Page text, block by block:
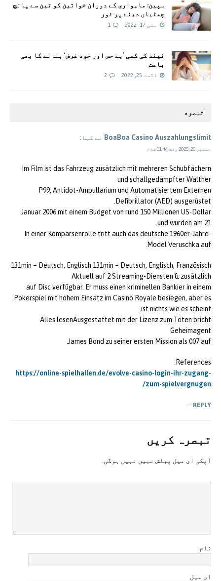
سپین: ماہواری کے دوران خواتین کو تین سے پانچ
چھٹیاں دینے پر غور
مئی 17, 2022 1
نیند کی کمی ’بے حس اور خود غرض‘ بنانے کا بھی
باعث
اگست 25, 2022 2
تبصره
BoaBoa Casino Auszahlungslimit نے کہا:
دسمبر 20, 2025 وقت 11:44 شام
Im Film ist das Fahrzeug zusätzlich mit mehreren Schubfächern
und schallgedämpfter Walther
P99, Antidot-Ampullarium und Automatisiertem Externen
Defibrillator (AED) ausgerüstet.
Januar 2006 mit einem Budget von rund 150 Millionen US-Dollar
und wurden am 21.
In einer Komparsenrolle tritt auch das deutsche 1960er-Jahre-
Model Veruschka auf.
131min – Deutsch, Englisch 131min – Deutsch, Englisch, Französisch
Aktuell auf 2 Streaming-Diensten & zusätzlich
auf Disc verfügbar. Er muss einen kriminellen Bankier in einem
Pokerspiel mit hohem Einsatz im Casino Royale besiegen, aber es
ist nichts wie es scheint.
Alles lesenAusgestattet mit der Lizenz zum Töten bricht
Geheimagent
James Bond zu seiner ersten Mission als 007 auf.
References:
https://online-spielhallen.de/evolve-casino-login-ihr-zugang-
zum-spielvergnugen/
REPLY
تبصرہ کريں
آپکی ای ميل پبلش نہيں نہيں ہوگی.
نام
ای میل